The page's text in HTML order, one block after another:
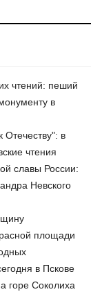
чтений: пеший
в
Отечеству": в
чтения
славы России:
Невского
площади
в Пскове
горе Соколиха